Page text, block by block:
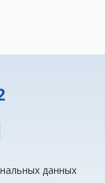
данных